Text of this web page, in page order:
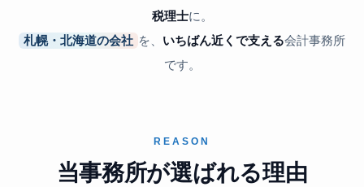
税理士に。
札幌・北海道の会社 を、 いちばん近くで支える会計事務所
です。
REASON
当事務所が選ばれる理由